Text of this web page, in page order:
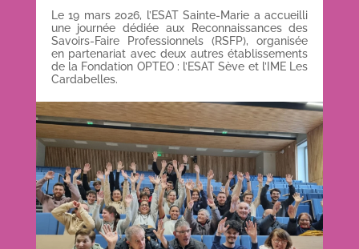
Le 19 mars 2026, l’ESAT Sainte-Marie a accueilli
une journée dédiée aux Reconnaissances des
Savoirs-Faire Professionnels (RSFP), organisée
en partenariat avec deux autres établissements
de la Fondation OPTEO : l’ESAT Sève et l’IME Les
Cardabelles.